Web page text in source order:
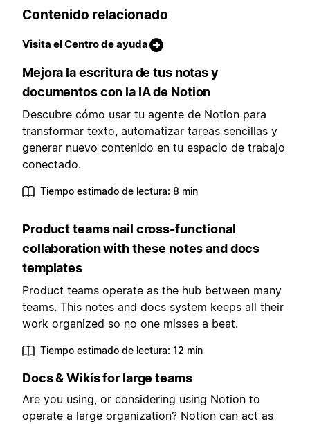
Contenido relacionado
Visita el Centro de ayuda
Mejora la escritura de tus notas y
documentos con la IA de Notion
Descubre cómo usar tu agente de Notion para
transformar texto, automatizar tareas sencillas y
generar nuevo contenido en tu espacio de trabajo
conectado.
Tiempo estimado de lectura: 8 min
Product teams nail cross-functional
collaboration with these notes and docs
templates
Product teams operate as the hub between many
teams. This notes and docs system keeps all their
work organized so no one misses a beat.
Tiempo estimado de lectura: 12 min
Docs & Wikis for large teams
Are you using, or considering using Notion to
operate a large organization? Notion can act as